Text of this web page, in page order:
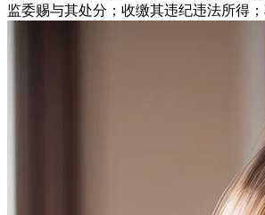
监委赐与其处分；收缴其违纪违法所得